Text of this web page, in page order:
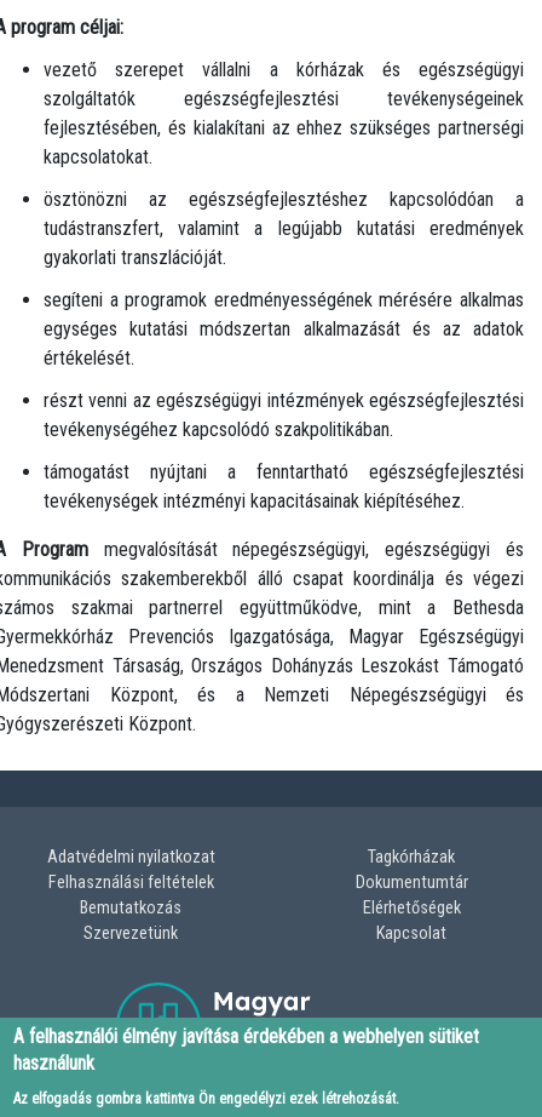
program céljai:
vezető szerepet vállalni a kórházak és egészségügyi
szolgáltatók egészségfejlesztési tevékenységeinek
fejlesztésében, és kialakítani az ehhez szükséges partnerségi
kapcsolatokat.
ösztönözni az egészségfejlesztéshez kapcsolódóan a
tudástranszfert, valamint a legújabb kutatási eredmények
gyakorlati transzlációját.
segíteni a programok eredményességének mérésére alkalmas
egységes kutatási módszertan alkalmazását és az adatok
értékelését.
részt venni az egészségügyi intézmények egészségfejlesztési
tevékenységéhez kapcsolódó szakpolitikában.
támogatást nyújtani a fenntartható egészségfejlesztési
tevékenységek intézményi kapacitásainak kiépítéséhez.
Program megvalósítását népegészségügyi, egészségügyi és
szakemberekből álló csapat koordinálja és végezi
szakmai partnerrel együttműködve, mint a Bethesda
Prevenciós Igazgatósága, Magyar Egészségügyi
Társaság, Országos Dohányzás Leszokást Támogató
Központ, és a Nemzeti Népegészségügyi és
Központ.
LÁBLÉC
MENÜ
Adatvédelmi nyilatkozat
Felhasználási feltételek
Bemutatkozás
Szervezetünk
Tagkórházak
Dokumentumtár
Elérhetőségek
Kapcsolat
A felhasználói élmény javítása érdekében a webhelyen sütiket
használunk
Az elfogadás gombra kattintva Ön engedélyzi ezek létrehozását.